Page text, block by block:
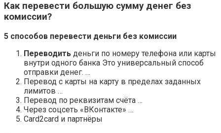
Как перевести большую сумму денег без
комиссии?
5 способов перевести деньги без комиссии
Переводить деньги по номеру телефона или карты
внутри одного банка Это универсальный способ
отправки денег. …
Перевод с карты на карту в пределах заданных
лимитов …
Перевод по реквизитам счёта …
Через соцсеть «ВКонтакте» …
Card2card и партнёры